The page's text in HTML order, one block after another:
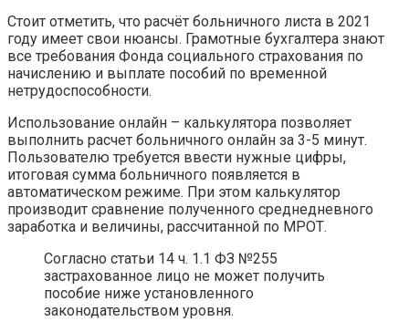
Стоит отметить, что расчёт больничного листа в 2021
году имеет свои нюансы. Грамотные бухгалтера знают
все требования Фонда социального страхования по
начислению и выплате пособий по временной
нетрудоспособности.
Использование онлайн – калькулятора позволяет
выполнить расчет больничного онлайн за 3-5 минут.
Пользователю требуется ввести нужные цифры,
итоговая сумма больничного появляется в
автоматическом режиме. При этом калькулятор
производит сравнение полученного среднедневного
заработка и величины, рассчитанной по МРОТ.
Согласно статьи 14 ч. 1.1 ФЗ №255
застрахованное лицо не может получить
пособие ниже установленного
законодательством уровня.